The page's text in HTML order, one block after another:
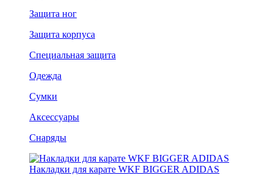
Защита ног
Защита корпуса
Специальная защита
Одежда
Сумки
Аксессуары
Снаряды
Накладки для карате WKF BIGGER ADIDAS